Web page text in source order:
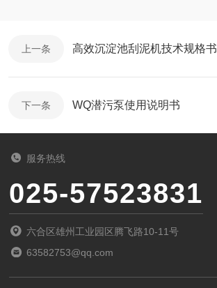
上一条 高效沉淀池刮泥机技术规格书
下一条 WQ潜污泵使用说明书
服务热线
025-57523831
六合区雄州工业园区腾飞路10-11号
63582753@qq.com